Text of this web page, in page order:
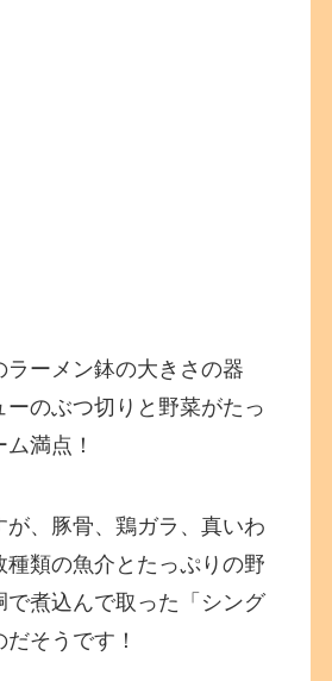
ラーメン鉢の大きさの器
ーのぶつ切りと野菜がたっ
満点！
が、豚骨、鶏ガラ、真いわ
種類の魚介とたっぷりの野
で煮込んで取った「シング
そうです！